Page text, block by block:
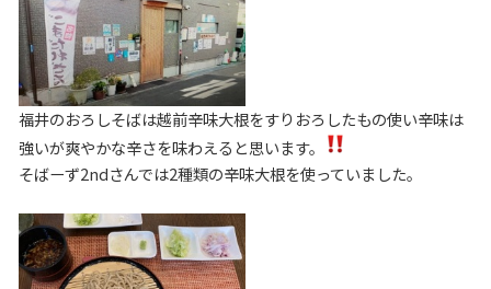
福井のおろしそばは越前辛味大根をすりおろしたもの使い辛味は
強いが爽やかな辛さを味わえると思います。
そばーず2ndさんでは2種類の辛味大根を使っていました。